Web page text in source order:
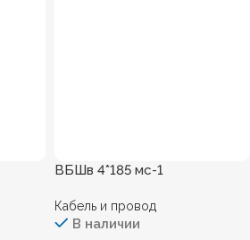
ВБШв 4*185 мс-1
Кабель и провод
В наличии